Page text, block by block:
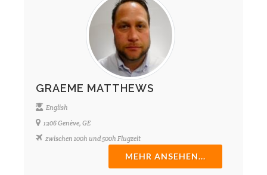
GRAEME MATTHEWS
English
1206 Genève, GE
zwischen 100h und 500h Flugzeit
MEHR ANSEHEN...